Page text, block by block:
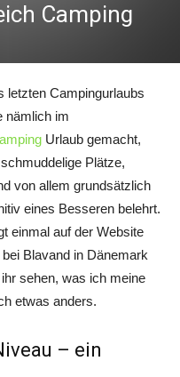
Camping
Campingurlaubs
nämlich im
Urlaub gemacht,
Plätze,
von allem grundsätzlich
eines Besseren belehrt.
einmal auf der Website
Blavand in Dänemark
sehen, was ich meine
etwas anders.
– ein